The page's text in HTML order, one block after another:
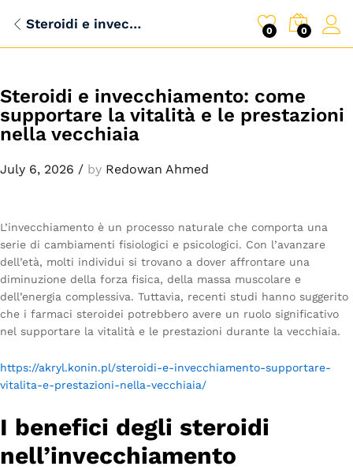
Steroidi e invecchiamento: come supportare la vitalità e le prestazioni nella vecchiaia 0 0
Steroidi e invecchiamento: come
supportare la vitalità e le prestazioni
nella vecchiaia
July 6, 2026 / by Redowan Ahmed
L’invecchiamento è un processo naturale che comporta una
serie di cambiamenti fisiologici e psicologici. Con l’avanzare
dell’età, molti individui si trovano a dover affrontare una
diminuzione della forza fisica, della massa muscolare e
dell’energia complessiva. Tuttavia, recenti studi hanno suggerito
che i farmaci steroidei potrebbero avere un ruolo significativo
nel supportare la vitalità e le prestazioni durante la vecchiaia.
https://akryl.konin.pl/steroidi-e-invecchiamento-supportare-
vitalita-e-prestazioni-nella-vecchiaia/
I benefici degli steroidi
nell’invecchiamento